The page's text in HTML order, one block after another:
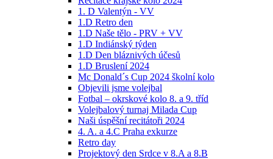
1. D Valentýn - VV
1.D Retro den
1.D Naše tělo - PRV + VV
1.D Indiánský týden
1.D Den bláznivých účesů
1.D Bruslení 2024
Mc Donald´s Cup 2024 školní kolo
Objevili jsme volejbal
Fotbal – okrskové kolo 8. a 9. tříd
Volejbalový turnaj Milada Cup
Naši úspěšní recitátoři 2024
4. A. a 4.C Praha exkurze
Retro day
Projektový den Srdce v 8.A a 8.B